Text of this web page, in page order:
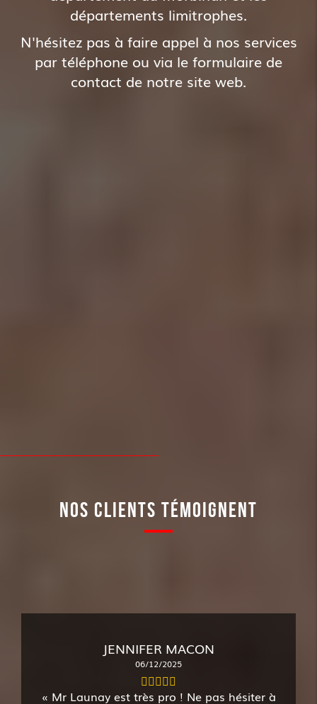
départements limitrophes.
N'hésitez pas à faire appel à nos services
par téléphone ou via le formulaire de
contact de notre site web.
NOS CLIENTS TÉMOIGNENT
JENNIFER MACON
06/12/2025
Mr Launay est très pro ! Ne pas hésiter à